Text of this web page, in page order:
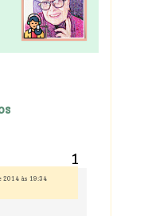
2014 às 19:34